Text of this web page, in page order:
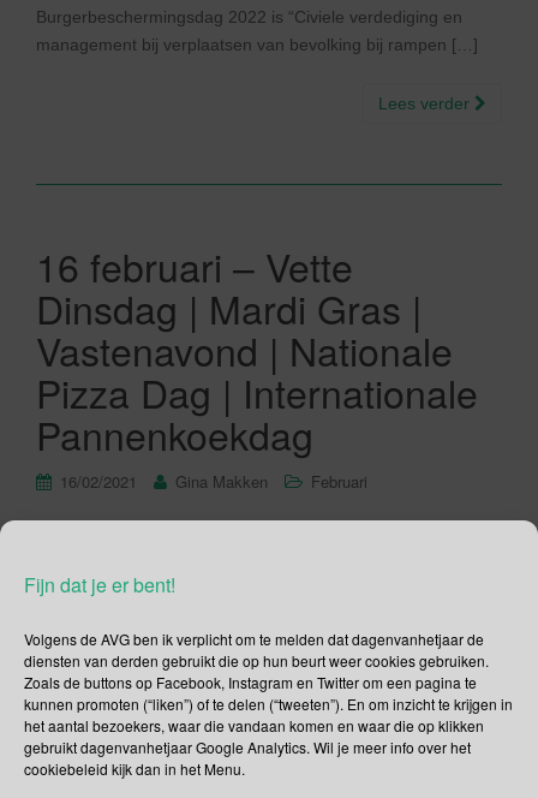
Fijn dat je er bent!
Volgens de AVG ben ik verplicht om te melden dat dagenvanhetjaar de
diensten van derden gebruikt die op hun beurt weer cookies gebruiken.
Zoals de buttons op Facebook, Instagram en Twitter om een pagina te
kunnen promoten (“liken”) of te delen (“tweeten”). En om inzicht te krijgen in
het aantal bezoekers, waar die vandaan komen en waar die op klikken
gebruikt dagenvanhetjaar Google Analytics. Wil je meer info over het
cookiebeleid kijk dan in het Menu.
Burgerbeschermingsdag 2022 is “Civiele verdediging en
management bij verplaatsen van bevolking bij rampen […]
Lees verder
16 februari – Vette
Dinsdag | Mardi Gras |
Vastenavond | Nationale
Pizza Dag | Internationale
Pannenkoekdag
16/02/2021 Gina Makken Februari
dinsdagmiddernacht mag nog Carnaval worden gevierd en
traditie is klokslag middernacht Carnaval voorbij en begint de
veertigdaagse vastentijd tot het paasfeest. In de Rooms-
Katholieke kerk vond […]